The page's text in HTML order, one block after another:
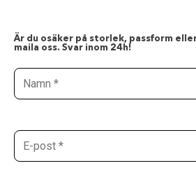
Är du osäker på storlek, passform
maila oss. Svar inom 24h!